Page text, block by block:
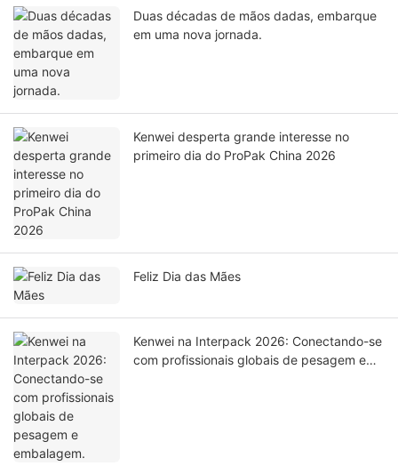
Duas décadas de mãos dadas, embarque
em uma nova jornada.
Kenwei desperta grande interesse no
primeiro dia do ProPak China 2026
Feliz Dia das Mães
Kenwei na Interpack 2026: Conectando-se
com profissionais globais de pesagem e